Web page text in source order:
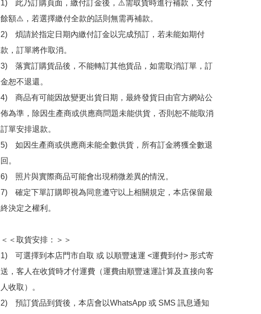
1)　此乃訂購頁面，繳付訂金後，⚠️需取貨時進行補款，支付
餘額⚠️，若選擇繳付全款的話則無需再補款。
2)　煩請於指定日期內繳付訂金以完成預訂，若未能如期付
款，訂單將作取消。
3)　落實訂購貨品後，不能轉訂其他貨品，如需取消訂單，訂
金恕不退還。
4)　商品有可能因故變更出貨日期，最終發貨日由官方網站公
佈為準，除因生產商或供應商問題未能供貨，否則恕不能取消
訂單安排退款。
5)　如因生產商或供應商未能全數供貨，所有訂金將獲全數退
回。
6)　照片與實際商品可能會出現稍微差異的情況。
7)　確定下單訂購即視為同意遵守以上相關規定，本店保留最
終決定之權利。
＜＜取貨安排：＞＞
1)　可選擇到本店門市自取 或 以順豐速運 <運費到付> 形式寄
送，客人在收貨時才付運費（運費由順豐速運計算及直接向客
人收取）。
2)　預訂貨品到貨後，本店會以WhatsApp 或 SMS 訊息通知